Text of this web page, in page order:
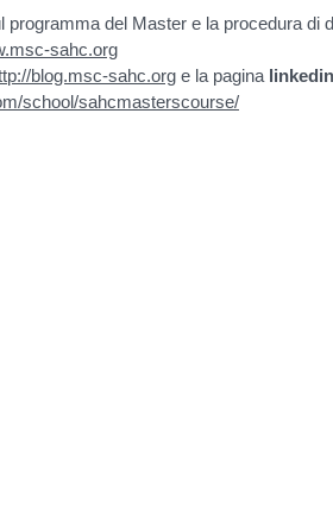
programma del Master e la procedura di
sahc.org
blog.msc-sahc.org e la pagina linkedin
school/sahcmasterscourse/